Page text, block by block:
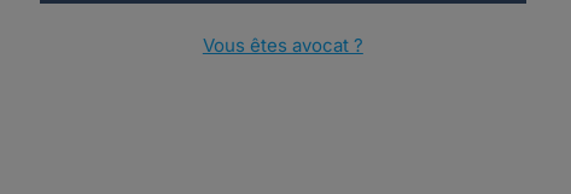
Vous êtes avocat ?